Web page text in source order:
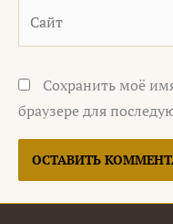
Сохранить моё
браузере для